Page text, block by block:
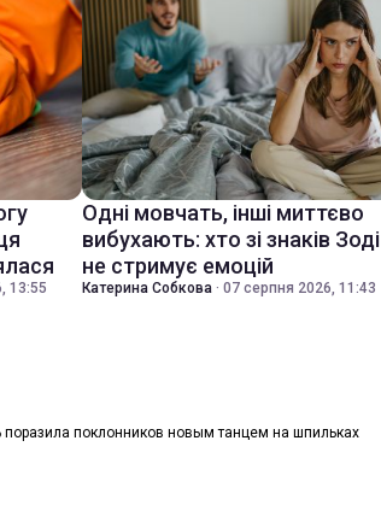
13:55
Одні мовчать, інші миттєво
вибухають: хто зі знаків
не стримує емоцій
Катерина Собкова · 07 серпня 2026, 11:43
поразила поклонников новым танцем на шпильках